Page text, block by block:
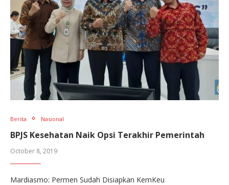
Berita Nasional
BPJS Kesehatan Naik Opsi Terakhir Pemerintah
October 8, 2019
Mardiasmo: Permen Sudah Disiapkan KemKeu